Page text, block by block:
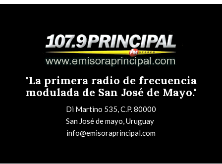
"La primera radio de frecuencia
modulada de San José de Mayo."
Di Martino 535, C.P. 80000
San José de mayo, Uruguay
info@emisoraprincipal.com